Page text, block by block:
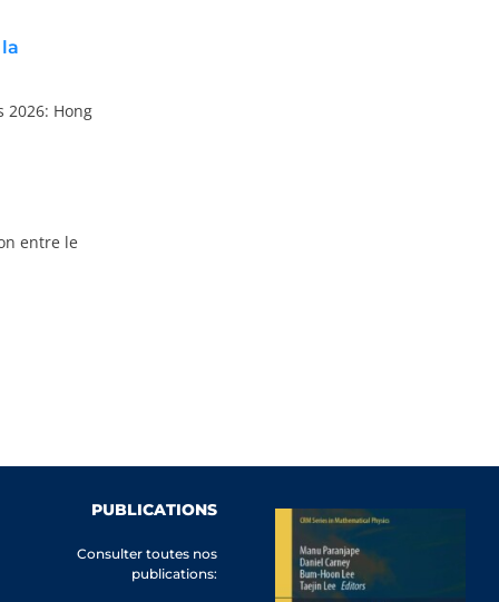
2026: Hong
entre le
PUBLICATIONS
Consulter toutes nos
publications: